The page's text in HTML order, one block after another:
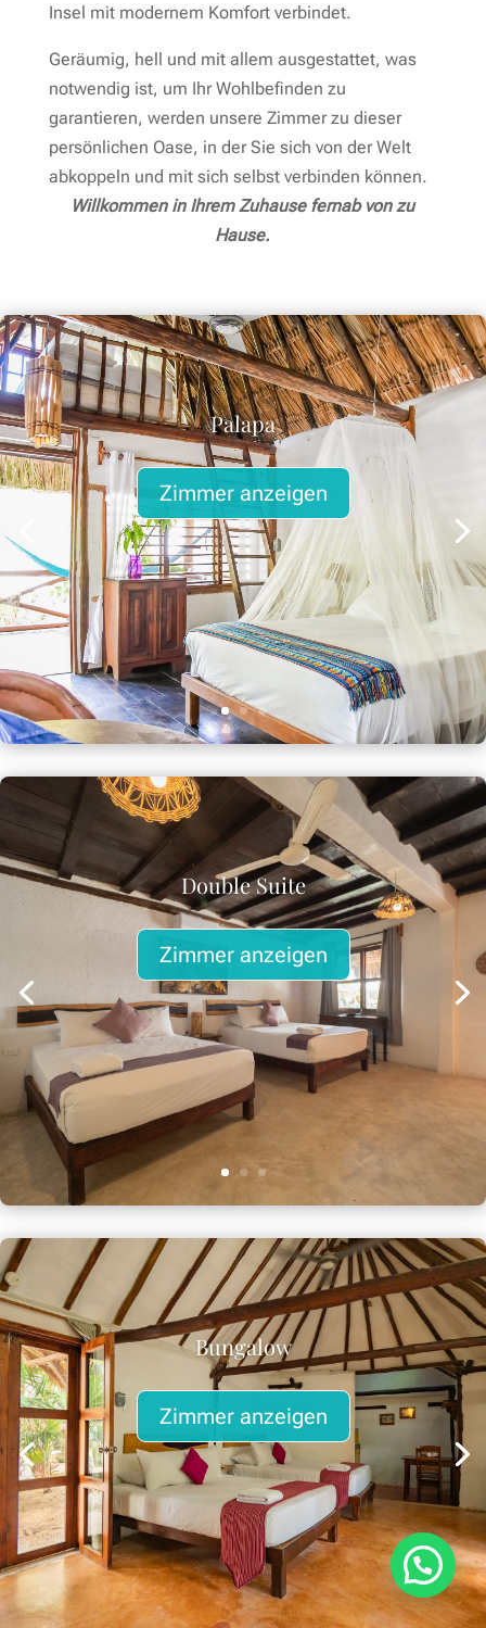
Insel mit modernem Komfort verbindet.
Geräumig, hell und mit allem ausgestattet, was
notwendig ist, um Ihr Wohlbefinden zu
garantieren, werden unsere Zimmer zu dieser
persönlichen Oase, in der Sie sich von der Welt
abkoppeln und mit sich selbst verbinden können.
Willkommen in Ihrem Zuhause fernab von zu
Hause.
Palapa
Zimmer anzeigen
Double Suite
Zimmer anzeigen
Bungalow
Zimmer anzeigen
¿Necesitas ayuda?